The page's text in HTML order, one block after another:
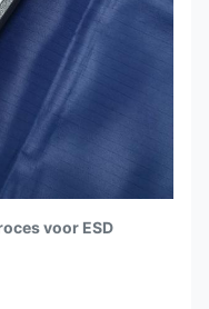
voor ESD